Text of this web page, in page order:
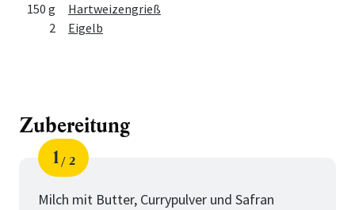
150 g
Hartweizengrieß
2
Eigelb
Zubereitung
Schritt
1
von
2
Milch mit Butter, Currypulver und Safran